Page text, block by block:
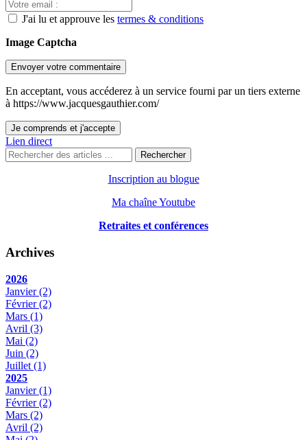
J'ai lu et approuve les termes & conditions
Image Captcha
Envoyer votre commentaire
En acceptant, vous accéderez à un service fourni par un tiers externe
à https://www.jacquesgauthier.com/
Je comprends et j'accepte
Lien direct
Rechercher
Inscription au blogue
Ma chaîne Youtube
Retraites et conférences
Archives
2026
Janvier(2)
Février(2)
Mars (1)
Avril (3)
Mai (2)
Juin (2)
Juillet (1)
2025
Janvier(1)
Février(2)
Mars (2)
Avril (2)